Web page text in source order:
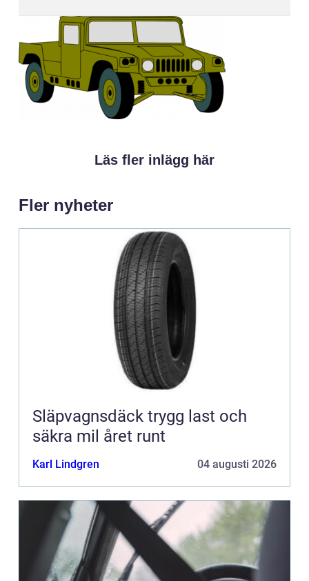
Läs fler inlägg här
Fler nyheter
Släpvagnsdäck trygg last och
säkra mil året runt
Karl Lindgren 04 augusti 2026